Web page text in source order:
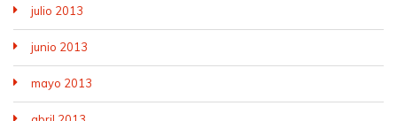
julio 2013
junio 2013
mayo 2013